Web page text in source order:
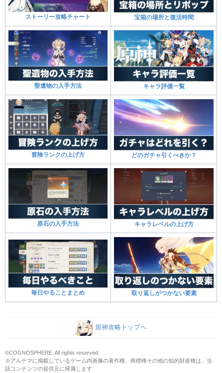
ストーリー攻略チャート 宝箱の場所と復活時間
聖遺物の入手方法 キャラ評価一覧
冒険ランクの上げ方 どのガチャ引くべきか？
原石の入手方法 キャラレベルの上げ方
毎日やることまとめ 取り返しがつかない要素
原神攻略トップへ
©COGNOSPHERE. All rights reserved.
※アルテマに掲載しているゲーム内画像の著作権、商標権その他の知的財産権は、当
該コンテンツの提供元に帰属します